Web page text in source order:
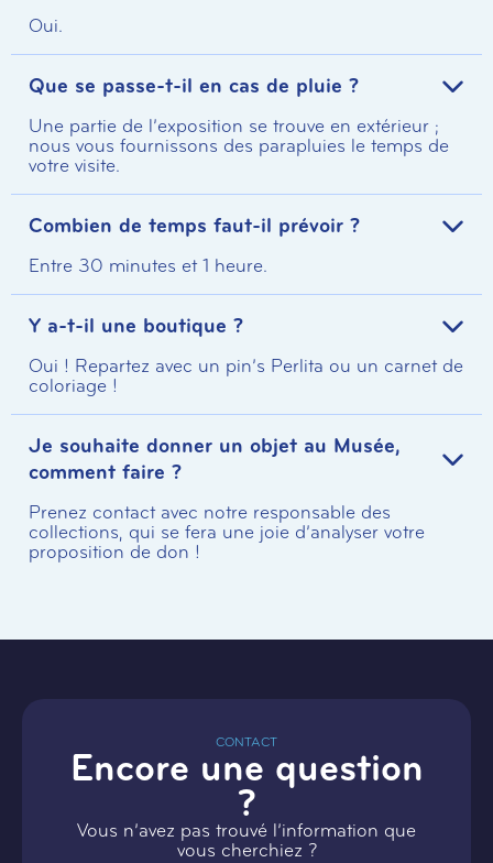
Oui.
Que se passe-t-il en cas de pluie ?
Une partie de l’exposition se trouve en extérieur ;
nous vous fournissons des parapluies le temps de
votre visite.
Combien de temps faut-il prévoir ?
Entre 30 minutes et 1 heure.
Y a-t-il une boutique ?
Oui ! Repartez avec un pin’s Perlita ou un carnet de
coloriage !
Je souhaite donner un objet au Musée,
comment faire ?
Prenez contact avec notre responsable des
collections, qui se fera une joie d’analyser votre
proposition de don !
CONTACT
Encore une question
?
Vous n’avez pas trouvé l’information que
vous cherchiez ?